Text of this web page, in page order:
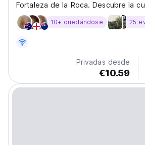
Fortaleza de la Roca. Descubre la
comparte historias de viajes y
mejores hostales para mochileros.
10+ quedándose 25
Privadas desde
€10.59